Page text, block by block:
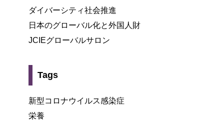
ダイバーシティ社会推進
日本のグローバル化と外国人財
JCIEグローバルサロン
Tags
新型コロナウイルス感染症
栄養